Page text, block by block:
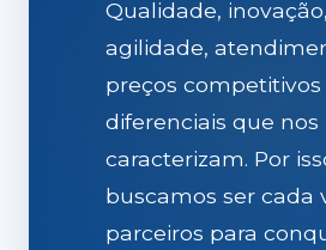
Qualidade, inovação,
agilidade,
preços competitivos
diferenciais que nos
caracterizam. Por
buscamos ser cada
parceiros para